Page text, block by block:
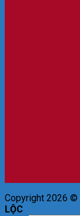
Copyright 2026 ©
LỘC